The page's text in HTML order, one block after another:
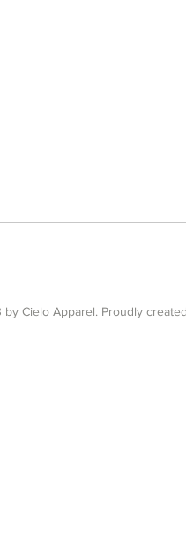
Cielo Apparel. Proudly